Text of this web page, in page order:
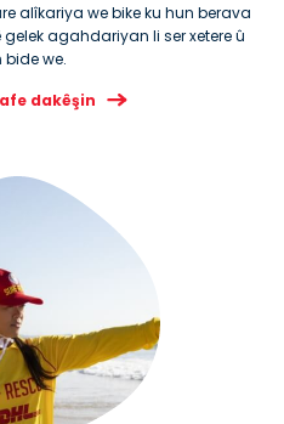
alîkariya we bike ku hun berava
agahdariyan li ser xetere û
bide we.
dakêşin